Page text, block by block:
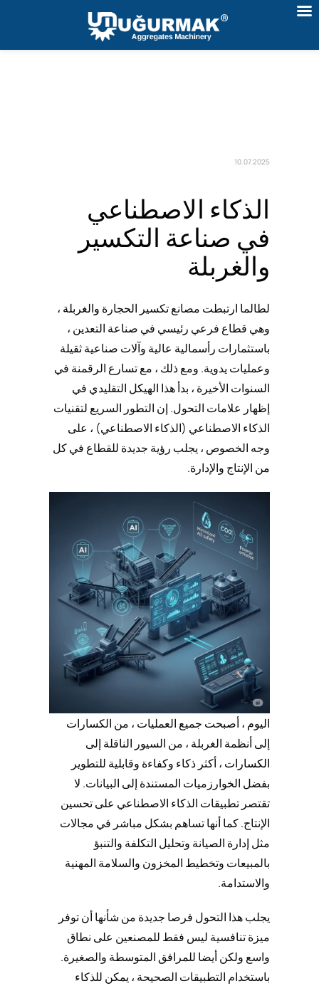
10.07.2025
الذكاء الاصطناعي
في صناعة التكسير
والغربلة
لطالما ارتبطت مصانع تكسير الحجارة والغربلة ،
وهي قطاع فرعي رئيسي في صناعة التعدين ،
باستثمارات رأسمالية عالية وآلات صناعية ثقيلة
وعمليات يدوية. ومع ذلك ، مع تسارع الرقمنة في
السنوات الأخيرة ، بدأ هذا الهيكل التقليدي في
إظهار علامات التحول. إن التطور السريع لتقنيات
الذكاء الاصطناعي (الذكاء الاصطناعي) ، على
وجه الخصوص ، يجلب رؤية جديدة للقطاع في كل
من الإنتاج والإدارة.
اليوم ، أصبحت جميع العمليات ، من الكسارات
إلى أنظمة الغربلة ، من السيور الناقلة إلى
الكسارات ، أكثر ذكاء وكفاءة وقابلية للتطوير
بفضل الخوارزميات المستندة إلى البيانات. لا
تقتصر تطبيقات الذكاء الاصطناعي على تحسين
الإنتاج. كما أنها تساهم بشكل مباشر في مجالات
مثل إدارة الصيانة وتحليل التكلفة والتنبؤ
بالمبيعات وتخطيط المخزون والسلامة المهنية
والاستدامة.
يجلب هذا التحول فرصا جديدة من شأنها أن توفر
ميزة تنافسية ليس فقط للمصنعين على نطاق
واسع ولكن أيضا للمرافق المتوسطة والصغيرة.
باستخدام التطبيقات الصحيحة ، يمكن للذكاء